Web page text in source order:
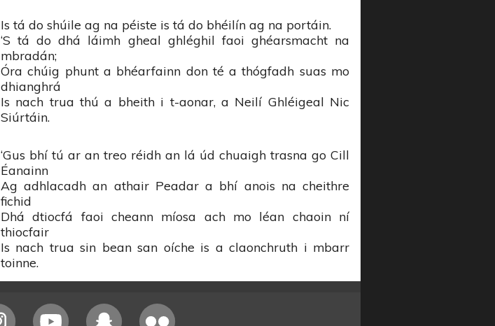
Is tá do shúile ag na péiste is tá do bhéilín ag na portáin.
‘S tá do dhá láimh gheal ghléghil faoi ghéarsmacht na
mbradán;
Óra chúig phunt a bhéarfainn don té a thógfadh suas mo
dhianghrá
Is nach trua thú a bheith i t-aonar, a Neilí Ghléigeal Nic
Siúrtáin.
‘Gus bhí tú ar an treo réidh an lá úd chuaigh trasna go Cill
Éanainn
Ag adhlacadh an athair Peadar a bhí anois na cheithre
fichid
Dhá dtiocfá faoi cheann míosa ach mo léan chaoin ní
thiocfair
Is nach trua sin bean san oíche is a claonchruth i mbarr
toinne.